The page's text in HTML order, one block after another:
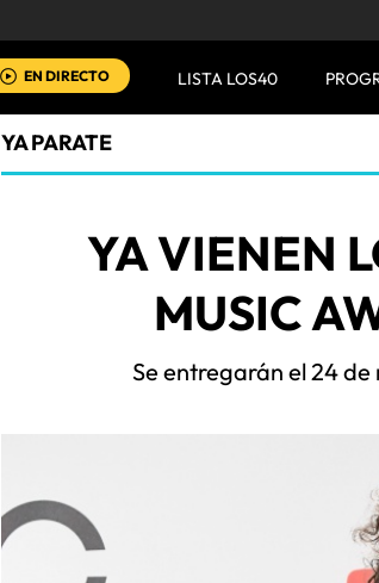
EN DIRECTO LISTA LOS40
YA PARATE
YA VIENEN
MUSIC
Se entregarán el 24 de